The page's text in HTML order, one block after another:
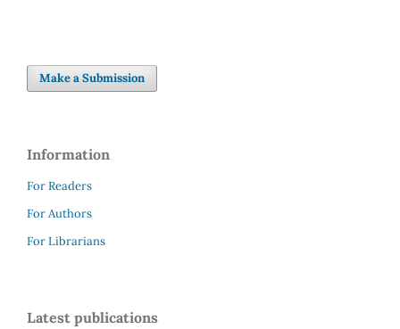
Make a Submission
Information
For Readers
For Authors
For Librarians
Latest publications